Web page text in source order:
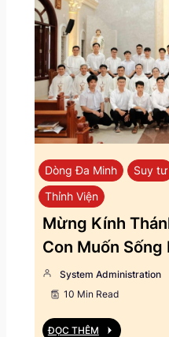
Dòng Đa Minh Suy tư
Thỉnh Viện
Mừng Kính
Con Muốn
System Administration
10 Min Read
ĐỌC THÊM